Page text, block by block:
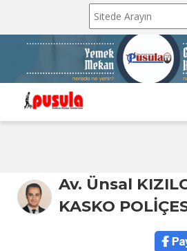
Av. Ünsal
KASKO